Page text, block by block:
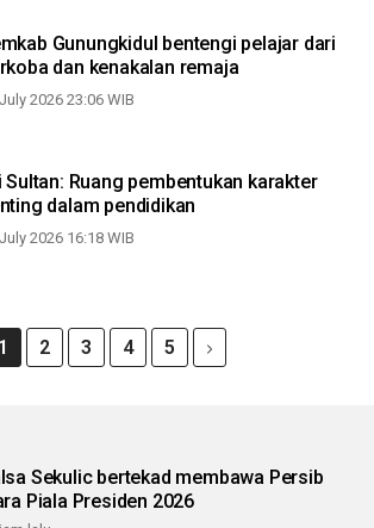
Gunungkidul bentengi pelajar dari
dan kenakalan remaja
2026 23:06 WIB
Sultan: Ruang pembentukan karakter
dalam pendidikan
2026 16:18 WIB
1 2 3 4 5
Sekulic bertekad membawa Persib
Piala Presiden 2026